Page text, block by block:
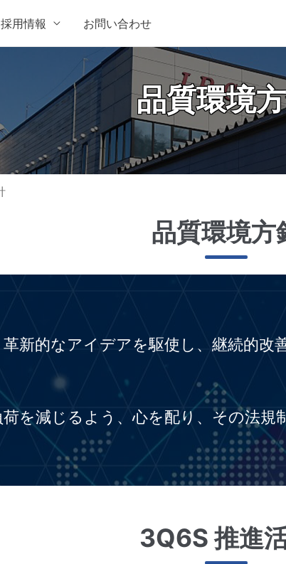
採用情報 お問い合わせ
品質環境
品質環境方
新的なアイデアを駆使し、継続的改
を減じるよう、心を配り、その法規
3Q6S 推進